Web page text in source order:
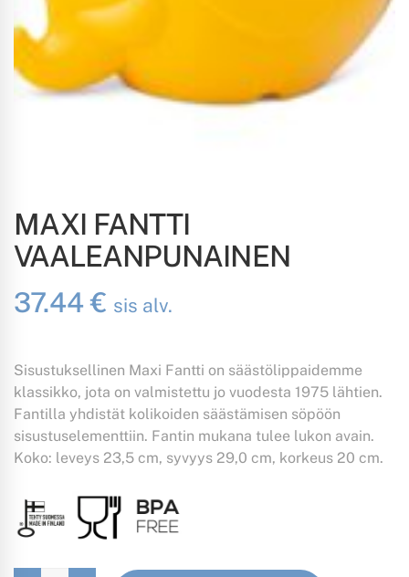
MAXI FANTTI
VAALEANPUNAINEN
37.44€ sis alv.
Sisustuksellinen Maxi Fantti on säästölippaidemme
klassikko, jota on valmistettu jo vuodesta 1975 lähtien.
Fantilla yhdistät kolikoiden säästämisen söpöön
sisustuselementtiin. Fantin mukana tulee lukon avain.
Koko: leveys 23,5 cm, syvyys 29,0 cm, korkeus 20 cm.